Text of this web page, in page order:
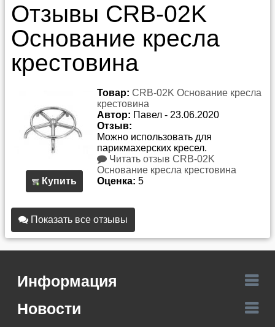
Отзывы CRB-02K
Основание кресла
крестовина
Купить
Товар: CRB-02K Основание кресла
крестовина
Автор: Павел - 23.06.2020
Отзыв:
Можно использовать для
парикмахерских кресел.
Читать отзыв CRB-02K
Основание кресла крестовина
Оценка: 5
Показать все отзывы
Информация
Новости